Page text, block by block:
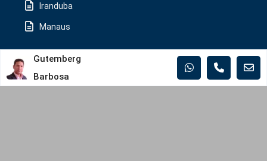
Iranduba
Manaus
MUNICÍPIOS
Iranduba
Gutemberg
Barbosa